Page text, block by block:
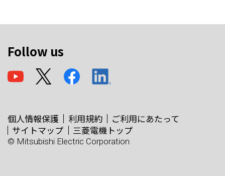
Follow us
個人情報保護 利用規約
ご利用にあたって
サイトマップ
三菱電機トップ
© Mitsubishi Electric Corporation